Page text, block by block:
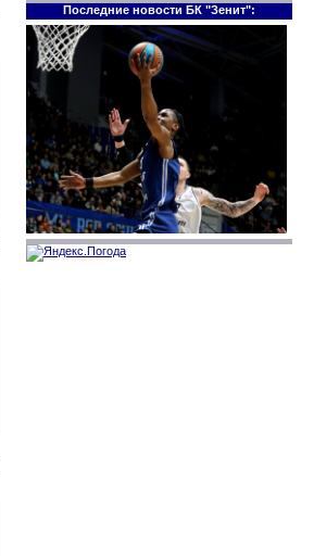
Последние новости БК "Зенит":